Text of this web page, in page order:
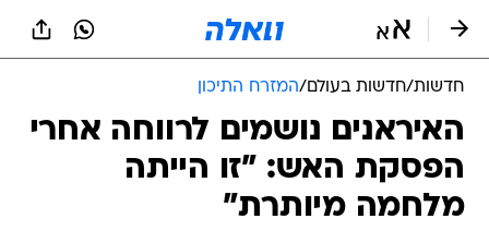
חדשות/חדשות בעולם/המזרח התיכון
האיראנים נושמים לרווחה אחרי
הפסקת האש: "זו הייתה
מלחמה מיותרת"